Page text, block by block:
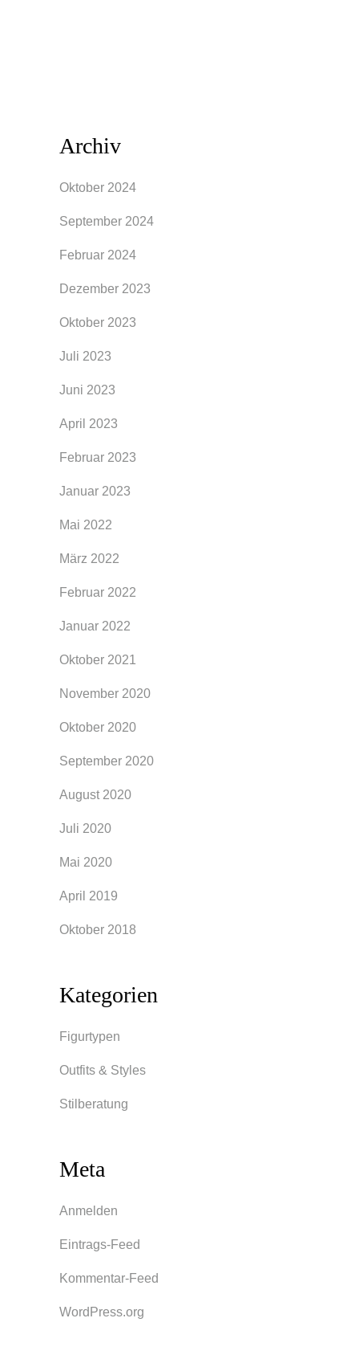
Archiv
Oktober 2024
September 2024
Februar 2024
Dezember 2023
Oktober 2023
Juli 2023
Juni 2023
April 2023
Februar 2023
Januar 2023
Mai 2022
März 2022
Februar 2022
Januar 2022
Oktober 2021
November 2020
Oktober 2020
September 2020
August 2020
Juli 2020
Mai 2020
April 2019
Oktober 2018
Kategorien
Figurtypen
Outfits & Styles
Stilberatung
Meta
Anmelden
Eintrags-Feed
Kommentar-Feed
WordPress.org